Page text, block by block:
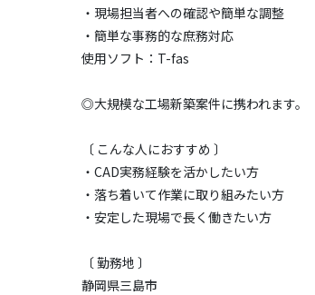
・現場担当者への確認や簡単な調整
・簡単な事務的な庶務対応
使用ソフト：T-fas
◎大規模な工場新築案件に携われます。
〔 こんな人におすすめ 〕
・CAD実務経験を活かしたい方
・落ち着いて作業に取り組みたい方
・安定した現場で長く働きたい方
〔 勤務地 〕
静岡県三島市